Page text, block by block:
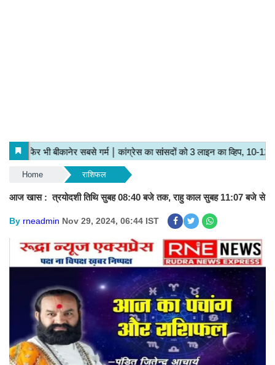
Home राशिफल
आज खास : त्रयोदशी तिथि सुबह 08:40 बजे तक, राहु काल सुबह 11:07 बजे से
By rneadmin Nov 29, 2024, 06:44 IST